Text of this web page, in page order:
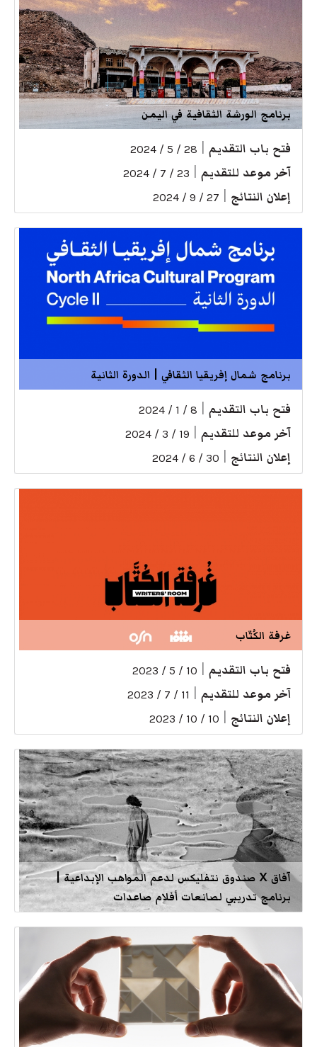
برنامج الورشة الثقافية في اليمن
فتح باب التقديم 28 / 5 / 2024
آخر موعد للتقديم 23 / 7 / 2024
إعلان النتائج 27 / 9 / 2024
برنامج شمال إفريقيا الثقافي | الدورة الثانية
فتح باب التقديم 8 / 1 / 2024
آخر موعد للتقديم 19 / 3 / 2024
إعلان النتائج 30 / 6 / 2024
غرفة الكُتّاب
فتح باب التقديم 10 / 5 / 2023
آخر موعد للتقديم 11 / 7 / 2023
إعلان النتائج 10 / 10 / 2023
آفاق X صندوق نتفليكس لدعم المواهب الإبداعية |
برنامج تدريبي لصانعات أفلام صاعدات